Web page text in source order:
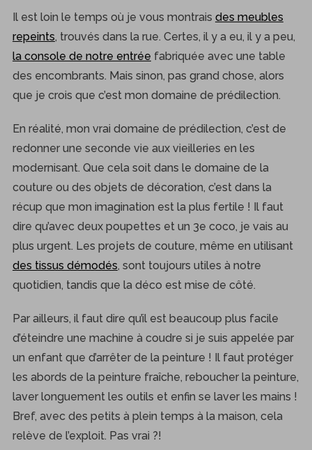
Il est loin le temps où je vous montrais des meubles
repeints, trouvés dans la rue. Certes, il y a eu, il y a peu,
la console de notre entrée fabriquée avec une table
des encombrants. Mais sinon, pas grand chose, alors
que je crois que c’est mon domaine de prédilection.
En réalité, mon vrai domaine de prédilection, c’est de
redonner une seconde vie aux vieilleries en les
modernisant. Que cela soit dans le domaine de la
couture ou des objets de décoration, c’est dans la
récup que mon imagination est la plus fertile ! Il faut
dire qu’avec deux poupettes et un 3e coco, je vais au
plus urgent. Les projets de couture, même en utilisant
des tissus démodés, sont toujours utiles à notre
quotidien, tandis que la déco est mise de côté.
Par ailleurs, il faut dire qu’il est beaucoup plus facile
d’éteindre une machine à coudre si je suis appelée par
un enfant que d’arrêter de la peinture ! Il faut protéger
les abords de la peinture fraîche, reboucher la peinture,
laver longuement les outils et enfin se laver les mains !
Bref, avec des petits à plein temps à la maison, cela
relève de l’exploit. Pas vrai ?!